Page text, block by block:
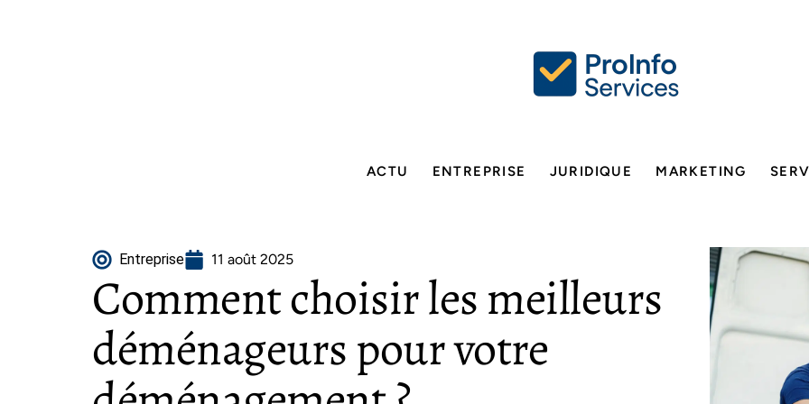
ACTU ENTREPRISE JURIDIQUE MARKETING
Entreprise 11 août 2025
Comment choisir les meilleurs
déménageurs pour votre